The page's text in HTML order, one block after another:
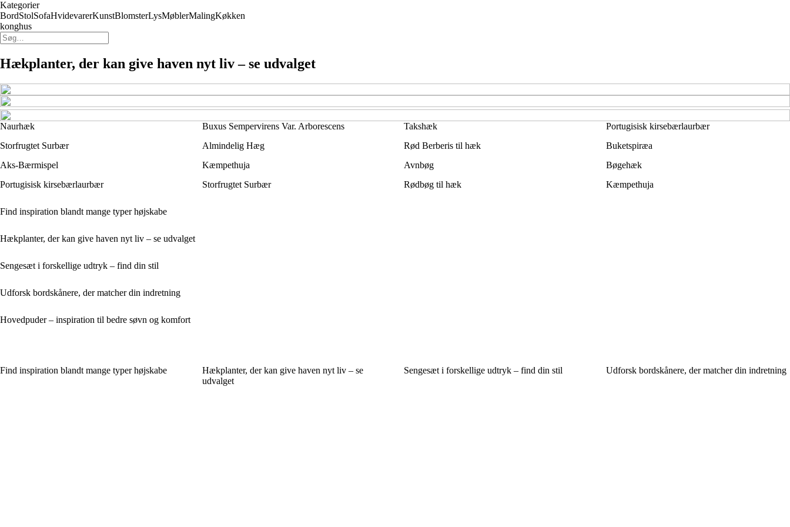
Kategorier
BordStolSofaHvidevarerKunstBlomsterLysMøblerMalingKøkken
konghus
Hækplanter, der kan give haven nyt liv – se udvalget
Naurhæk Buxus Sempervirens Var. Arborescens Takshæk
Portugisisk kirsebærlaurbær
Storfrugtet Surbær
Almindelig Hæg Rød Berberis til hæk
Buketspiræa
Aks-Bærmispel
Kæmpethuja Avnbøg
Bøgehæk
Portugisisk kirsebærlaurbær
Storfrugtet Surbær Rødbøg til hæk Kæmpethuja
Find inspiration blandt mange typer højskabe
Hækplanter, der kan give haven nyt liv – se udvalget
Sengesæt i forskellige udtryk – find din stil
Udforsk bordskånere, der matcher din indretning
Hovedpuder – inspiration til bedre søvn og komfort
Find inspiration blandt mange typer højskabe
Hækplanter, der kan give haven nyt liv – se
udvalget
Sengesæt i forskellige udtryk – find din stil Udforsk bordskånere, der matcher din indretning